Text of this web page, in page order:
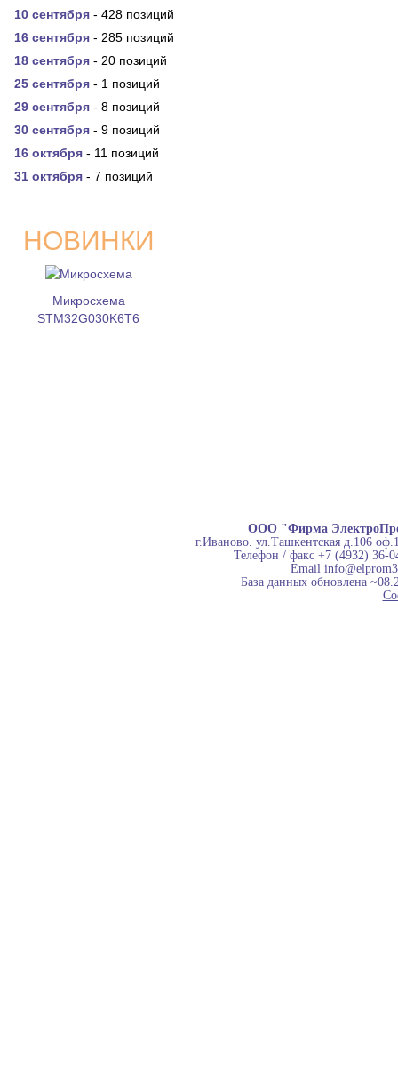
10 сентября - 428 позиций
16 сентября - 285 позиций
18 сентября - 20 позиций
25 сентября - 1 позиций
29 сентября - 8 позиций
30 сентября - 9 позиций
16 октября - 11 позиций
31 октября - 7 позиций
НОВИНКИ
Микросхема
STM32G030K6T6
ООО "Фирма
г.Иваново. ул.Ташкентская д.106
Телефон / факс +7 (4932) 36-
Email
База данных обновлена